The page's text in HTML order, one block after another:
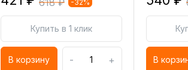
618 ₽ -32%
Купить в 1 клик
В корзину - + В